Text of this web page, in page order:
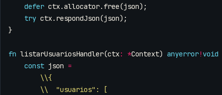
defer ctx.allocator. free(json);
try ctx. respondJson(json);
}
fn listarUsuariosHandler(ctx: *Context) anyerror! void
const json =
\\{
\\  "usuarios": [